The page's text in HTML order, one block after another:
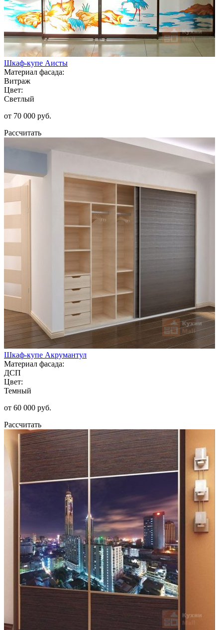
Шкаф-купе Аисты
Материал фасада:
Витраж
Цвет:
Светлый
от 70 000 руб.
Рассчитать
Шкаф-купе Акрумантул
Материал фасада:
ДСП
Цвет:
Темный
от 60 000 руб.
Рассчитать